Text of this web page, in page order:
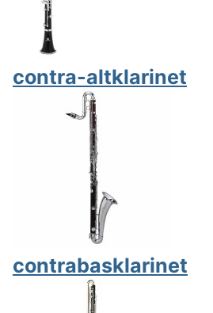
contra-altklarinet
contrabasklarinet